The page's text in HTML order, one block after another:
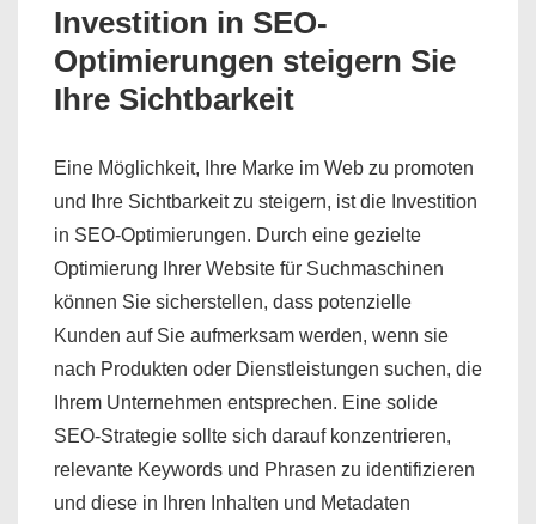
Investition in SEO-
Optimierungen steigern Sie
Ihre Sichtbarkeit
Eine Möglichkeit, Ihre Marke im Web zu promoten
und Ihre Sichtbarkeit zu steigern, ist die Investition
in SEO-Optimierungen. Durch eine gezielte
Optimierung Ihrer Website für Suchmaschinen
können Sie sicherstellen, dass potenzielle
Kunden auf Sie aufmerksam werden, wenn sie
nach Produkten oder Dienstleistungen suchen, die
Ihrem Unternehmen entsprechen. Eine solide
SEO-Strategie sollte sich darauf konzentrieren,
relevante Keywords und Phrasen zu identifizieren
und diese in Ihren Inhalten und Metadaten